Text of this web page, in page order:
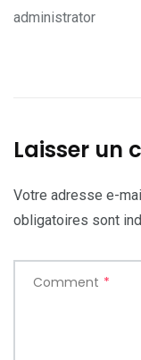
administrator
Laisser un
Votre adresse e-
obligatoires sont
Comment *